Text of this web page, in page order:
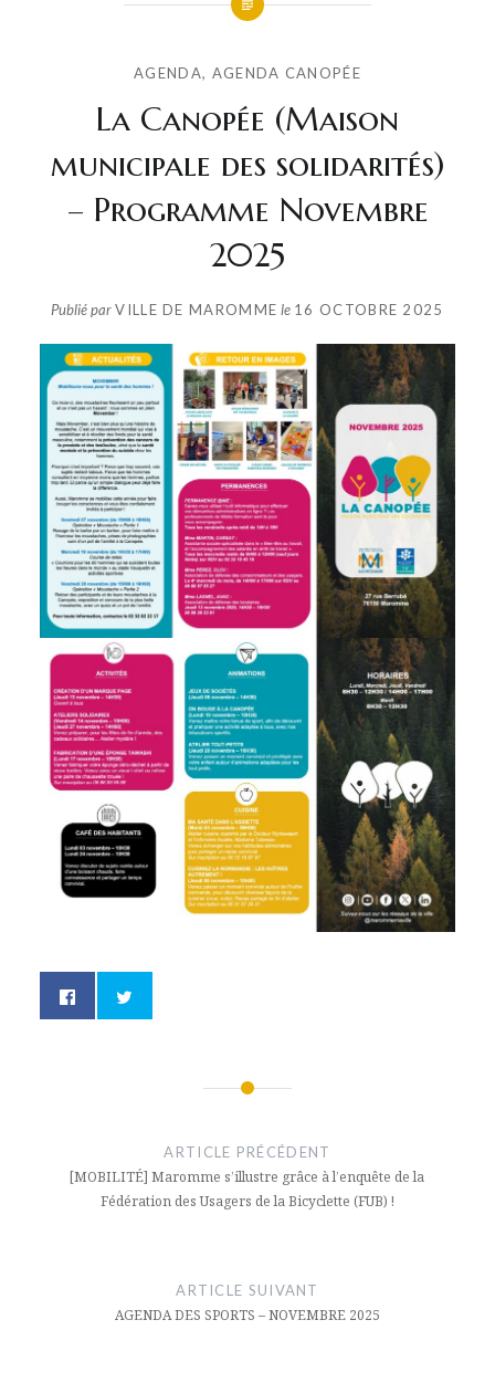
AGENDA, AGENDA CANOPÉE
La Canopée (Maison
municipale des solidarités)
– Programme Novembre
2025
Publié parVILLE DE MAROMME le 16 OCTOBRE 2025
l’article
ARTICLE PRÉCÉDENT
[MOBILITÉ] Maromme s’illustre grâce à l’enquête de la
Fédération des Usagers de la Bicyclette (FUB) !
ARTICLE SUIVANT
AGENDA DES SPORTS – NOVEMBRE 2025